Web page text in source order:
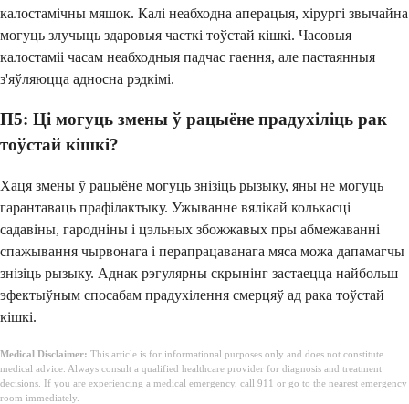
калостамічны мяшок. Калі неабходна аперацыя, хірургі звычайна
могуць злучыць здаровыя часткі тоўстай кішкі. Часовыя
калостаміі часам неабходныя падчас гаення, але пастаянныя
з'яўляюцца адносна рэдкімі.
П5: Ці могуць змены ў рацыёне прадухіліць рак
тоўстай кішкі?
Хаця змены ў рацыёне могуць знізіць рызыку, яны не могуць
гарантаваць прафілактыку. Ужыванне вялікай колькасці
садавіны, гародніны і цэльных збожжавых пры абмежаванні
спажывання чырвонага і перапрацаванага мяса можа дапамагчы
знізіць рызыку. Аднак рэгулярны скрынінг застаецца найбольш
эфектыўным спосабам прадухілення смерцяў ад рака тоўстай
кішкі.
Medical Disclaimer: This article is for informational purposes only and does not constitute
medical advice. Always consult a qualified healthcare provider for diagnosis and treatment
decisions. If you are experiencing a medical emergency, call 911 or go to the nearest emergency
room immediately.